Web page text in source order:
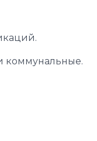
коммунальные.